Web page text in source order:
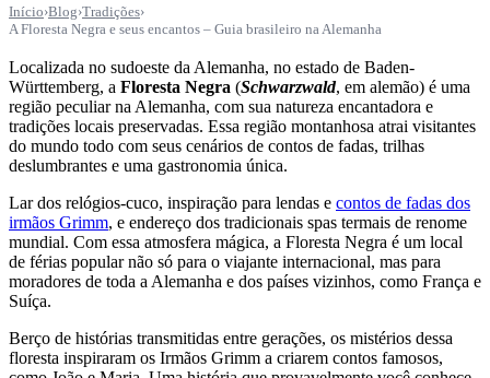
Início›Blog›Tradições›
A Floresta Negra e seus encantos – Guia brasileiro na Alemanha
Localizada no sudoeste da Alemanha, no estado de Baden-
Württemberg, a Floresta Negra (Schwarzwald, em alemão) é uma
região peculiar na Alemanha, com sua natureza encantadora e
tradições locais preservadas. Essa região montanhosa atrai visitantes
do mundo todo com seus cenários de contos de fadas, trilhas
deslumbrantes e uma gastronomia única.
Lar dos relógios-cuco, inspiração para lendas e contos de fadas dos
irmãos Grimm, e endereço dos tradicionais spas termais de renome
mundial. Com essa atmosfera mágica, a Floresta Negra é um local
de férias popular não só para o viajante internacional, mas para
moradores de toda a Alemanha e dos países vizinhos, como França e
Suíça.
Berço de histórias transmitidas entre gerações, os mistérios dessa
floresta inspiraram os Irmãos Grimm a criarem contos famosos,